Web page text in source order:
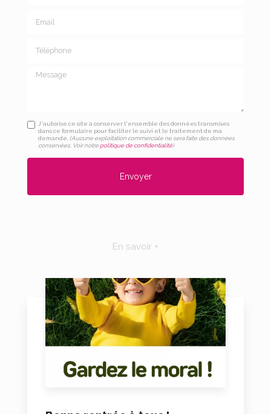
Message
J'autorise ce site à conserver l'ensemble des données transmises
dans ce formulaire pour faciliter le suivi et le traitement de ma
demande. (Aucune exploitation commerciale ne sera faite des données
conservées. Voir notre politique de confidentialité)
En savoir +